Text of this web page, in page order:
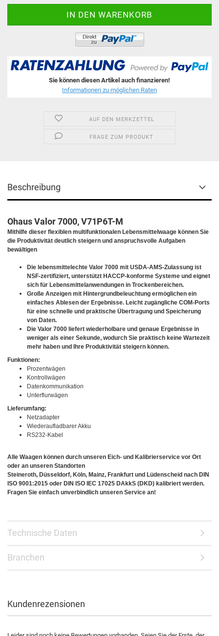
Sie können diesen Artikel auch finanzieren!
Informationen zu möglichen Raten
AUF DEN MERKZETTEL
FRAGE ZUM PRODUKT
Beschreibung
Ohaus Valor 7000, V71P6T-M
Mithilfe dieser flexiblen multifunktionalen Lebensmittelwaage können Sie
die Produktivität deutlich steigern und anspruchsvolle Aufgaben
bewältigen
Die lebensmittelechte Valor 7000 mit USDA-AMS-Zulassung ist
NSF-zertifiziert, unterstützt HACCP-konforme Systeme und eignet
sich für Lebensmittelanwendungen in Trockenbereichen.
Große Anzeigen mit Hintergrundbeleuchtung ermöglichen ein
einfaches Ablesen der Ergebnisse. Leicht zugängliche COM-Ports
für eine schnelle und praktische Übertragung und Speicherung
von Daten.
Die Valor 7000 liefert wiederholbare und genaue Ergebnisse in
weniger als einer Sekunde, wodurch Sie praktisch keine Wartezeit
mehr haben und Ihre Produktivität steigern können.
Funktionen:
Prozentwägen
Kontrollwägen
Datenkommunikation
Unterflurwägen
Lieferumfang:
Netzadapter
Wiederaufladbarer Akku
RS232-Kabel
Alle Waagen können durch unseren Eich- und Kalibrierservice vor Ort
oder an unseren Standorten
Steineroth, Düsseldorf, Köln, Mainz, Frankfurt und Lüdenscheid nach DIN
ISO 9001:2015 oder DIN ISO IEC 17025 DAkkS (DKD) kalibriert werden.
Fragen Sie einfach unverbindlich unseren Service an!
Technische Daten
Branchen
Kundenrezensionen